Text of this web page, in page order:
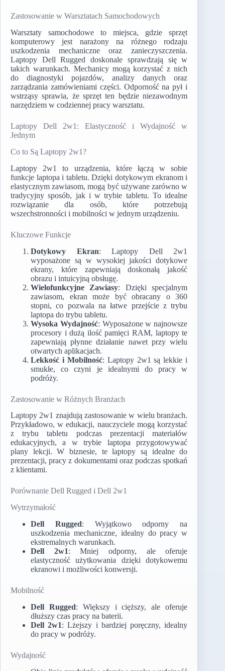
Zastosowanie w Warsztatach Samochodowych
Warsztaty samochodowe to miejsca, gdzie sprzęt
komputerowy jest narażony na różnego rodzaju
uszkodzenia mechaniczne oraz zanieczyszczenia.
Laptopy Dell Rugged doskonale sprawdzają się w
takich warunkach. Mechanicy mogą korzystać z nich
do diagnostyki pojazdów, analizy danych oraz
zarządzania zamówieniami części. Odporność na pył i
wstrząsy sprawia, że sprzęt ten będzie niezawodnym
narzędziem w codziennej pracy warsztatu.
Laptopy Dell 2w1: Elastyczność i Wydajność w
Jednym
Co to Są Laptopy 2w1?
Laptopy 2w1 to urządzenia, które łączą w sobie
funkcje laptopa i tabletu. Dzięki dotykowym ekranom i
elastycznym zawiasom, mogą być używane zarówno w
tradycyjny sposób, jak i w trybie tabletu. To idealne
rozwiązanie dla osób, które potrzebują
wszechstronności i mobilności w jednym urządzeniu.
Kluczowe Funkcje
Dotykowy Ekran: Laptopy Dell 2w1
wyposażone są w wysokiej jakości dotykowe
ekrany, które zapewniają doskonałą jakość
obrazu i intuicyjną obsługę.
Wielofunkcyjne Zawiasy: Dzięki specjalnym
zawiasom, ekran może być obracany o 360
stopni, co pozwala na łatwe przejście z trybu
laptopa do trybu tabletu.
Wysoka Wydajność: Wyposażone w najnowsze
procesory i dużą ilość pamięci RAM, laptopy te
zapewniają płynne działanie nawet przy wielu
otwartych aplikacjach.
Lekkość i Mobilność: Laptopy 2w1 są lekkie i
smukłe, co czyni je idealnymi do pracy w
podróży.
Zastosowanie w Różnych Branżach
Laptopy 2w1 znajdują zastosowanie w wielu branżach.
Przykładowo, w edukacji, nauczyciele mogą korzystać
z trybu tabletu podczas prezentacji materiałów
edukacyjnych, a w trybie laptopa przygotowywać
plany lekcji. W biznesie, te laptopy są idealne do
prezentacji, pracy z dokumentami oraz podczas spotkań
z klientami.
Porównanie Dell Rugged i Dell 2w1
Wytrzymałość
Dell Rugged: Wyjątkowo odporny na
uszkodzenia mechaniczne, idealny do pracy w
ekstremalnych warunkach.
Dell 2w1: Mniej odporny, ale oferuje
elastyczność użytkowania dzięki dotykowemu
ekranowi i możliwości konwersji.
Mobilność
Dell Rugged: Większy i cięższy, ale oferuje
dłuższy czas pracy na baterii.
Dell 2w1: Lżejszy i bardziej poręczny, idealny
do pracy w podróży.
Wydajność